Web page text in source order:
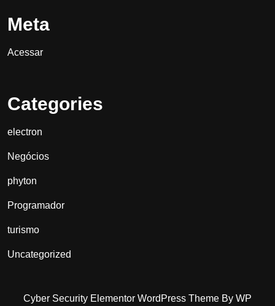
Meta
Acessar
Categories
electron
Negócios
phyton
Programador
turismo
Uncategorized
Cyber Security Elementor WordPress Theme By WP